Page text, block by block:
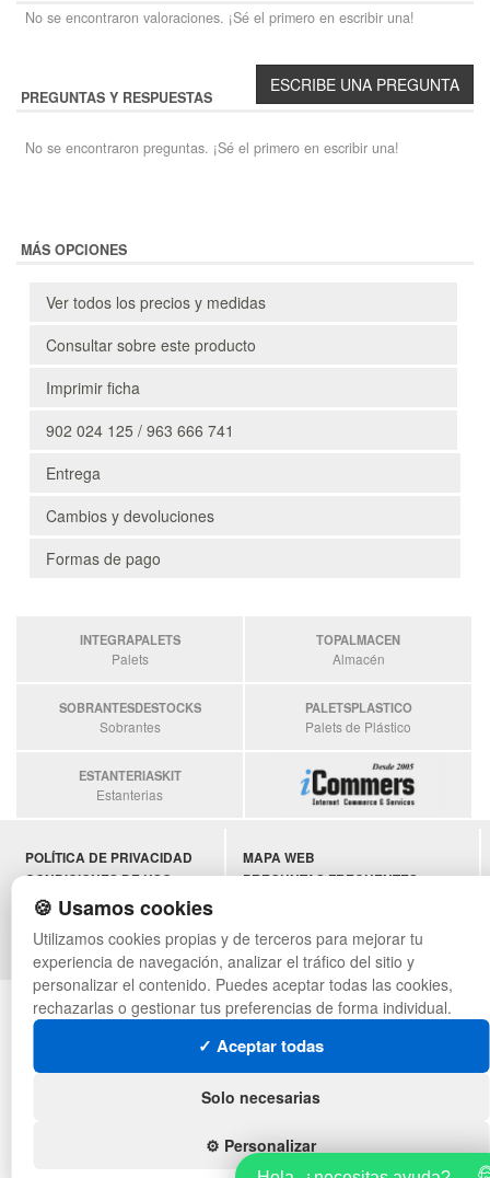
No se encontraron valoraciones. ¡Sé el primero en escribir una!
PREGUNTAS Y RESPUESTAS
No se encontraron preguntas. ¡Sé el primero en escribir una!
MÁS OPCIONES
Ver todos los precios y medidas
Consultar sobre este producto
Imprimir ficha
902 024 125 / 963 666 741
Entrega
Cambios y devoluciones
Formas de pago
INTEGRAPALETS
Palets
TOPALMACEN
Almacén
SOBRANTESDESTOCKS
Sobrantes
PALETSPLASTICO
Palets de Plástico
ESTANTERIASKIT
Estanterias
POLÍTICA DE PRIVACIDAD
CONDICIONES DE USO
CAMBIOS Y DEVOLUCIONES
QUIENES SOMOS
MAPA WEB
PREGUNTAS FRECUENTES
© asistentecompras.com - Todos los derechos reservados
🍪 Usamos cookies
Utilizamos cookies propias y de terceros para mejorar tu
experiencia de navegación, analizar el tráfico del sitio y
personalizar el contenido. Puedes aceptar todas las cookies,
rechazarlas o gestionar tus preferencias de forma individual.
✓ Aceptar todas
Solo necesarias
⚙️ Personalizar